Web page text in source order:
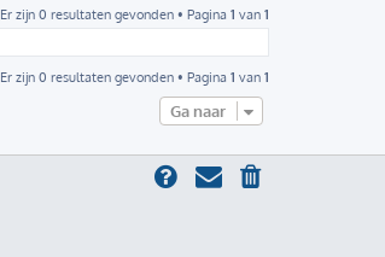
Er zijn 0 resultaten gevonden • Pagina 1 van 1
Er zijn 0 resultaten gevonden • Pagina 1 van 1
Ga naar